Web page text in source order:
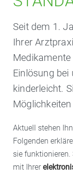
Seit dem 1.
Ihrer
Medikamente
Einlösung bei
kinderleicht.
Aktuell stehen
Folgenden
sie funktionieren.
mit Ihrer